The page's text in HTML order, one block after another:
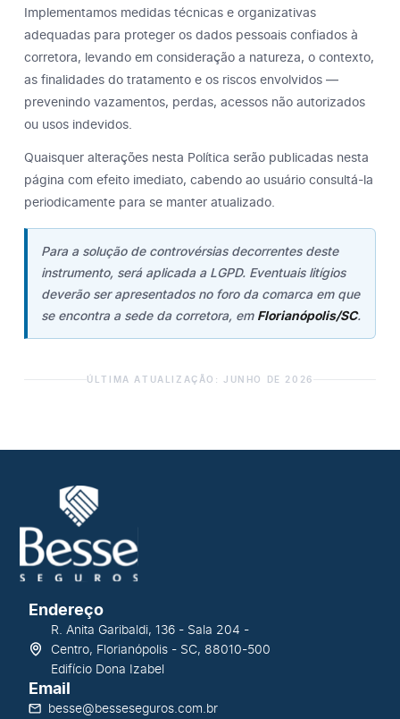
Implementamos medidas técnicas e organizativas
adequadas para proteger os dados pessoais confiados à
corretora, levando em consideração a natureza, o contexto,
as finalidades do tratamento e os riscos envolvidos —
prevenindo vazamentos, perdas, acessos não autorizados
ou usos indevidos.
Quaisquer alterações nesta Política serão publicadas nesta
página com efeito imediato, cabendo ao usuário consultá-la
periodicamente para se manter atualizado.
Para a solução de controvérsias decorrentes deste
instrumento, será aplicada a LGPD. Eventuais litígios
deverão ser apresentados no foro da comarca em que
se encontra a sede da corretora, em Florianópolis/SC.
ÚLTIMA ATUALIZAÇÃO: JUNHO DE 2026
Endereço
R. Anita Garibaldi, 136 - Sala 204 -
Centro, Florianópolis - SC, 88010-500
Edifício Dona Izabel
Email
besse@besseseguros.com.br